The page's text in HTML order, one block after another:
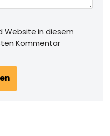
Website in diesem
Kommentar